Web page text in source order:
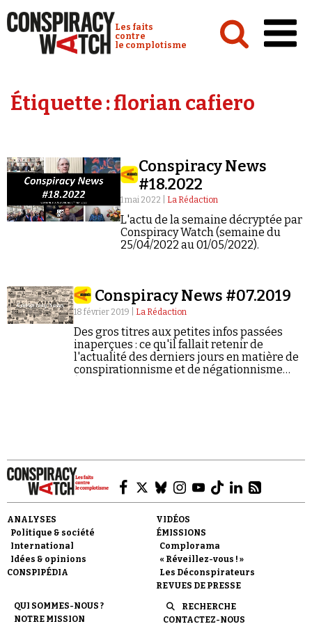
Conspiracy Watch :
Les faits
contre
le complotisme
Analyses
Vidéos
Émissions
Revues de presse
Newsletter
Demander à Vera
Étiquette :florian cafiero
Conspiracy News
#18.2022
1 mai 2022 | La Rédaction
L'actu de la semaine décryptée par
Conspiracy Watch (semaine du
25/04/2022 au 01/05/2022).
Conspiracy News #07.2019
18 février 2019 | La Rédaction
Des gros titres aux petites infos passées
inaperçues : ce qu'il fallait retenir de
l'actualité des derniers jours en matière de
conspirationnisme et de négationnisme
ANALYSES
Politique & société
International
Idées & opinions
CONSPIPÉDIA
VIDÉOS
ÉMISSIONS
Complorama
« Réveillez-vous ! »
Les Déconspirateurs
REVUES DE PRESSE
QUI SOMMES-NOUS ?
NOTRE MISSION
RECHERCHE
CONTACTEZ-NOUS